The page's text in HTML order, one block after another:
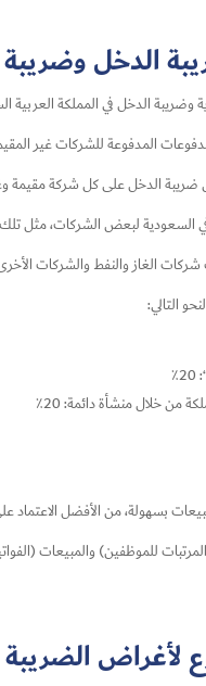
الدخل
وضريبة الدخل في المملكة
المدفوعة للشركات غير
ضريبة الدخل على كل شركة مقيمة
السعودية لبعض الشركات، مثل تلك
شركات الغاز والنفط والشركات
التالي:
من خلال منشأة دائمة: 20٪
بسهولة، من الأفضل الاعتماد
للموظفين) والمبيعات
لأغراض